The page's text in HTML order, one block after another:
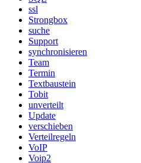
ssl
Strongbox
suche
Support
synchronisieren
Team
Termin
Textbaustein
Tobit
unverteilt
Update
verschieben
Verteilregeln
VoIP
Voip2